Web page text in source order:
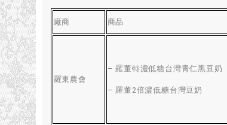
廠商 商品
羅東農會
–羅董特濃低糖台灣青仁黑豆奶
–羅董2倍濃低糖台灣豆奶